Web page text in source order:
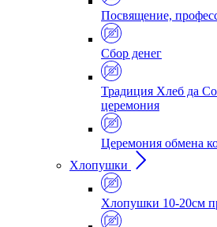
Посвящение,
Сбор денег
Традиция Хлеб да
церемония
Церемония обмена
Хлопушки
Хлопушки 10-20см